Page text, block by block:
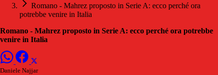
Romano - Mahrez proposto in Serie A: ecco perché ora
potrebbe venire in Italia
Romano - Mahrez proposto in Serie A: ecco perché ora potrebbe
venire in Italia
Daniele Najjar